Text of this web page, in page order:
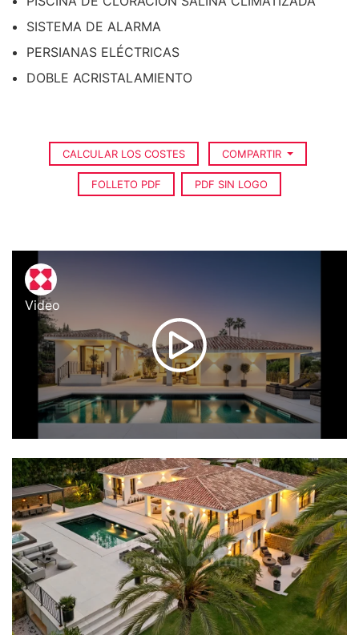
SISTEMA DE ALARMA
PERSIANAS ELÉCTRICAS
DOBLE ACRISTALAMIENTO
CALCULAR LOS COSTES COMPARTIR
FOLLETO PDF PDF SIN LOGO
Video